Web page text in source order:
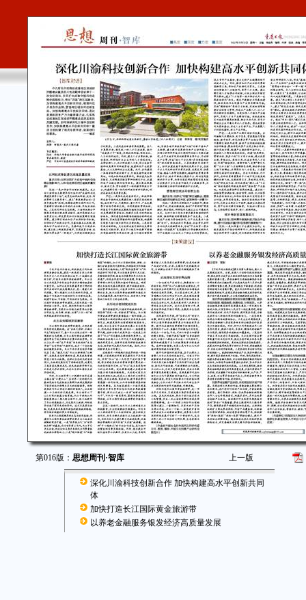
第016版： 思想周刊·智库 上一版
深化川渝科技创新合作 加快构建高水平创新共同
体
加快打造长江国际黄金旅游带
以养老金融服务银发经济高质量发展